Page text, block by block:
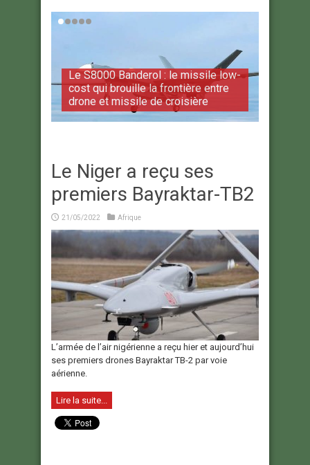
Le S8000 Banderol : le missile low-
cost qui brouille la frontière entre
drone et missile de croisière
Le Niger a reçu ses
premiers Bayraktar-TB2
21/05/2022 Afrique
L’armée de l’air nigérienne a reçu hier et aujourd’hui
ses premiers drones Bayraktar TB-2 par voie
aérienne.
Lire la suite...